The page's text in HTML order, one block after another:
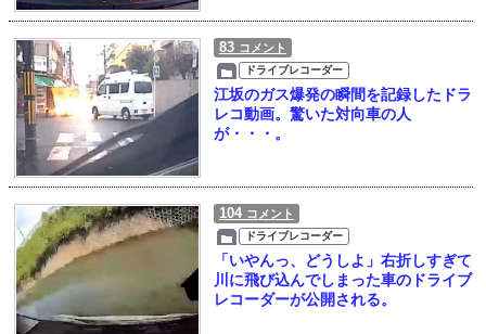
83 コメント
ドライブレコーダー
江坂のガス爆発の瞬間を記録したドラ
レコ動画。驚いた対向車の人
が・・・。
104 コメント
ドライブレコーダー
「いやんっ、どうしよ」右折しすぎて
川に飛び込んでしまった車のドライブ
レコーダーが公開される。